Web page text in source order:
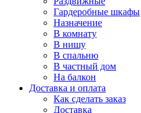
Гардеробные шкафы
Назначение
В комнату
В нишу
В спальню
В частный дом
На балкон
Доставка и оплата
Как сделать заказ
Доставка